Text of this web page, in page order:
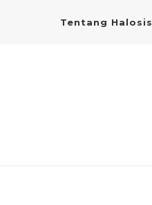
Tentang Halosis